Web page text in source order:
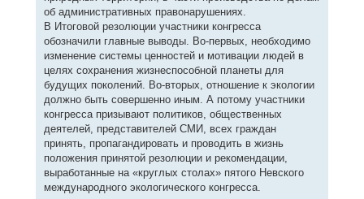
об административных правонарушениях.
В Итоговой резолюции участники конгресса
обозначили главные выводы. Во-первых, необходимо
изменение системы ценностей и мотивации людей в
целях сохранения жизнеспособной планеты для
будущих поколений. Во-вторых, отношение к экологии
должно быть совершенно иным. А потому участники
конгресса призывают политиков, общественных
деятелей, представителей СМИ, всех граждан
принять, пропагандировать и проводить в жизнь
положения принятой резолюции и рекомендации,
выработанные на «круглых столах» пятого Невского
международного экологического конгресса.